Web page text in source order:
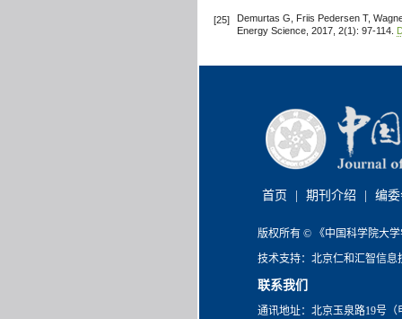
[25]
Demurtas G, Friis Pedersen T,
Energy Science, 2017, 2(1): 97-114.